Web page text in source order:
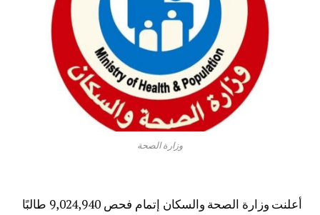
وزارة الصحة
أعلنت وزارة الصحة والسكان إتمام فحص 9,024,940 طالبًا